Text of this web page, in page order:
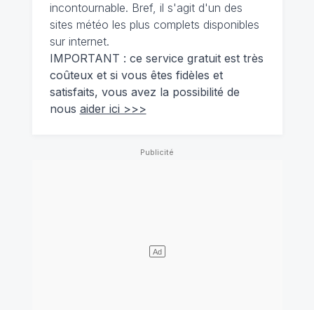
incontournable. Bref, il s'agit d'un des
sites météo les plus complets disponibles
sur internet.
IMPORTANT : ce service gratuit est très
coûteux et si vous êtes fidèles et
satisfaits, vous avez la possibilité de
nous aider ici >>>